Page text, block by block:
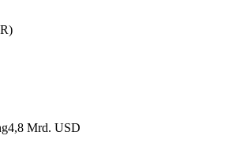
4,8 Mrd. USD